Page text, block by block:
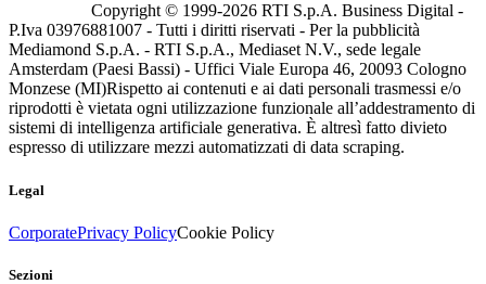
Copyright © 1999-2026 RTI S.p.A. Business Digital -
P.Iva 03976881007 - Tutti i diritti riservati - Per la pubblicità
Mediamond S.p.A. - RTI S.p.A., Mediaset N.V., sede legale
Amsterdam (Paesi Bassi) - Uffici Viale Europa 46, 20093 Cologno
Monzese (MI)Rispetto ai contenuti e ai dati personali trasmessi e/o
riprodotti è vietata ogni utilizzazione funzionale all’addestramento di
sistemi di intelligenza artificiale generativa. È altresì fatto divieto
espresso di utilizzare mezzi automatizzati di data scraping.
Legal
CorporatePrivacy PolicyCookie Policy
Sezioni